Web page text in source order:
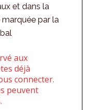
et dans la
par la
aux
déjà
connecter.
peuvent